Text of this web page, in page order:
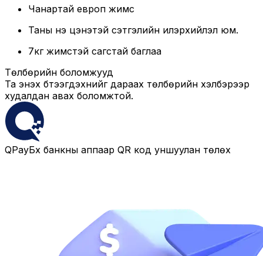
Чанартай европ жимс
Таны үнэ цэнэтэй сэтгэлийн илэрхийлэл юм.
7кг жимстэй сагстай баглаа
Төлбөрийн боломжууд
Та энэхүү бүтээгдэхүүнийг дараах төлбөрийн хэлбэрээр
худалдан авах боломжтой.
QPayБүх банкны аппаар QR код уншуулан төлөх